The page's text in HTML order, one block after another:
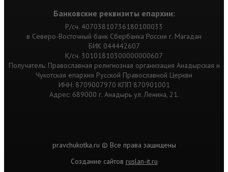
Банковские реквизиты епархии:
Р/сч. 40703810736180100033
в Северо-Восточный банк Сбербанка России г. Магадан
БИК 044442607
К/сч. 30101810300000000607
Получатель: Православная религиозная организация Анадырская и
Чукотская епархия Русской Православной Церкви
ИНН: 8709007970 КПП 870901001
Адрес: 689000 г. Анадырь ул. Ленина, 21.
pravchukotka.ru © Все права защищены
Cоздание сайтов ruslan-it.ru